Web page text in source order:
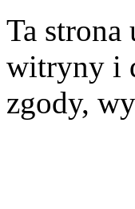
Ta strona
witryny i
zgody,